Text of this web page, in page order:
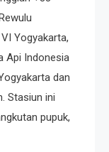
Yogyakarta,
Api Indonesia
dan
Stasiun ini
pupuk,